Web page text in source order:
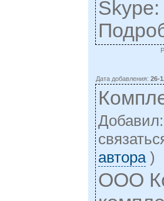
Дата добавления:26-
автора)
ООО